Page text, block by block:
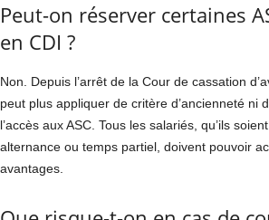
Peut-on réserver certaines
en CDI ?
Non. Depuis l’arrêt de la Cour de cassation
peut plus appliquer de critère d’ancienneté ni
l’accès aux ASC. Tous les salariés, qu’ils
alternance ou temps partiel, doivent pouvoir
avantages.